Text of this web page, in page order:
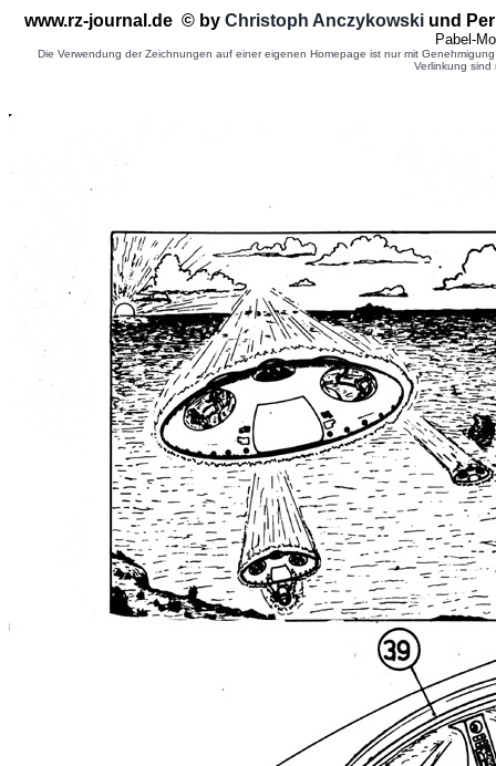
www.rz-journal.de © by Christoph Anczykowski und
Pabel-
Die Verwendung der Zeichnungen auf einer eigenen Homepage ist nur mit
Verlinkung sind